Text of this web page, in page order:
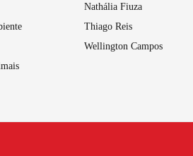
Nathália Fiuza
Thiago Reis
Wellington Campos